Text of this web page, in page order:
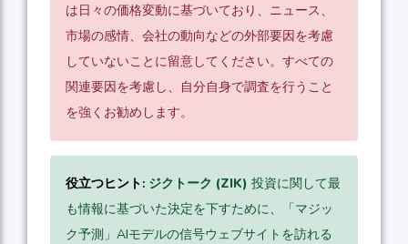
は日々の価格変動に基づいており、ニュース、
市場の感情、会社の動向などの外部要因を考慮
していないことに留意してください。すべての
関連要因を考慮し、自分自身で調査を行うこと
を強くお勧めします。
役立つヒント: ジクトーク (ZIK) 投資に関して最
も情報に基づいた決定を下すために、「マジッ
ク予測」AIモデルの信号ウェブサイトを訪れる